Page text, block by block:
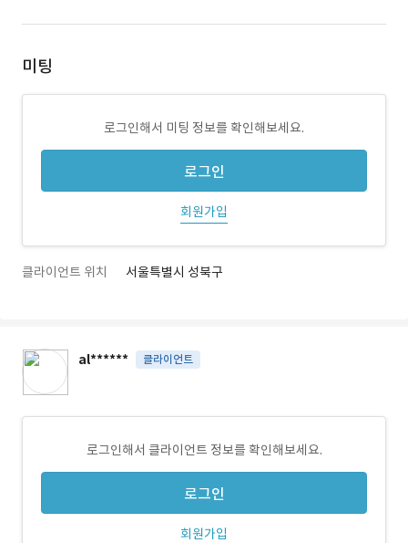
미팅
로그인해서 미팅 정보를 확인해보세요.
로그인
회원가입
클라이언트 위치 서울특별시 성북구
al****** 클라이언트
로그인해서 클라이언트 정보를 확인해보세요.
로그인
회원가입